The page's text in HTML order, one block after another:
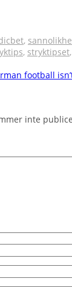
,
, stryktipset,
football
inte